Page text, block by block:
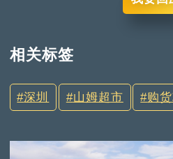
相关标签
深圳 山姆超市 购